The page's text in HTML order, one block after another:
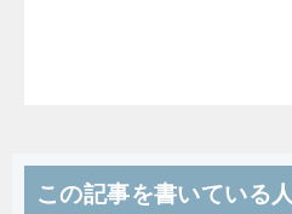
この記事を書いている人